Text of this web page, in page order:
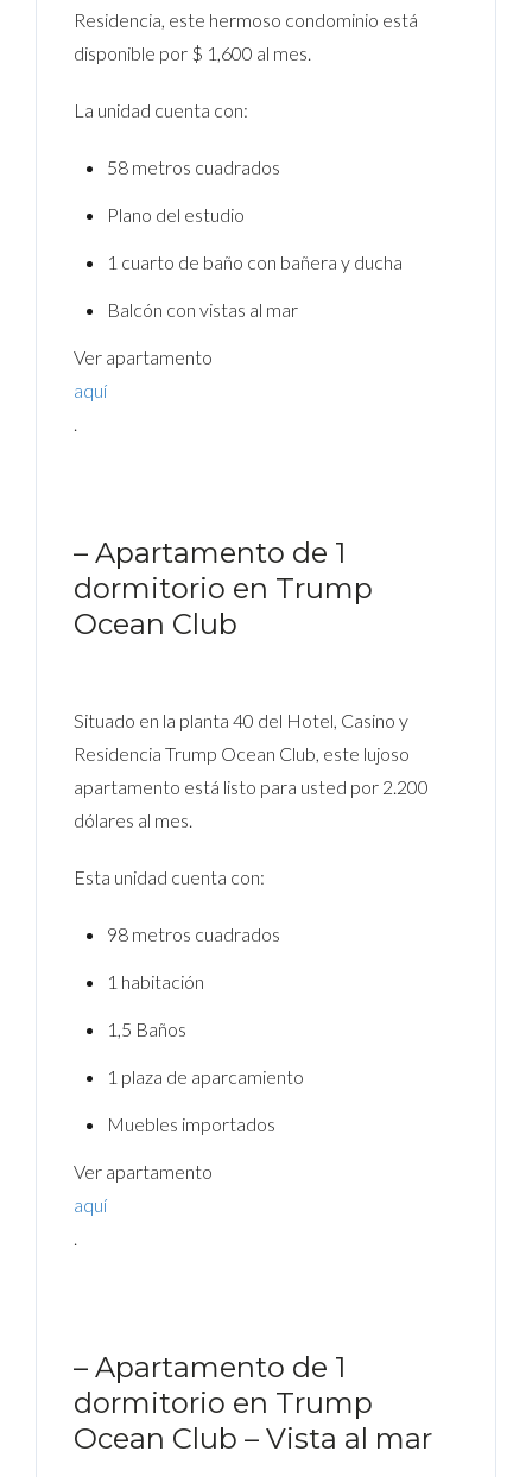
Residencia, este hermoso condominio está
disponible por $ 1,600 al mes.
La unidad cuenta con:
58 metros cuadrados
Plano del estudio
1 cuarto de baño con bañera y ducha
Balcón con vistas al mar
Ver apartamento
aquí
.
– Apartamento de 1
dormitorio en Trump
Ocean Club
Situado en la planta 40 del Hotel, Casino y
Residencia Trump Ocean Club, este lujoso
apartamento está listo para usted por 2.200
dólares al mes.
Esta unidad cuenta con:
98 metros cuadrados
1 habitación
1,5 Baños
1 plaza de aparcamiento
Muebles importados
Ver apartamento
aquí
.
– Apartamento de 1
dormitorio en Trump
Ocean Club – Vista al mar